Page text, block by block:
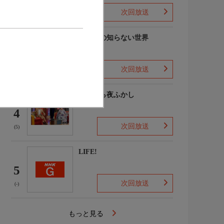
次回放送
マツコの知らない世界
次回放送
4
(5)
月曜から夜ふかし
次回放送
5
(-)
LIFE!
次回放送
もっと見る